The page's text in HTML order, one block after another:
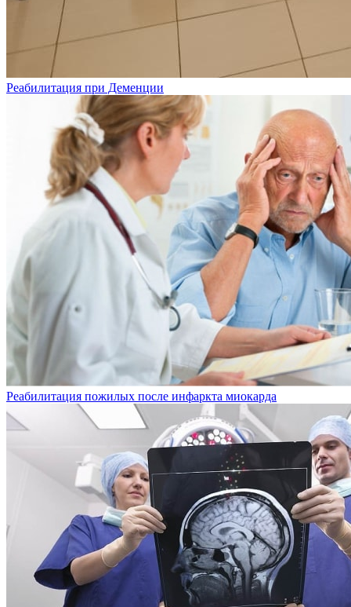
Реабилитация при Деменции
Реабилитация пожилых после инфаркта миокарда